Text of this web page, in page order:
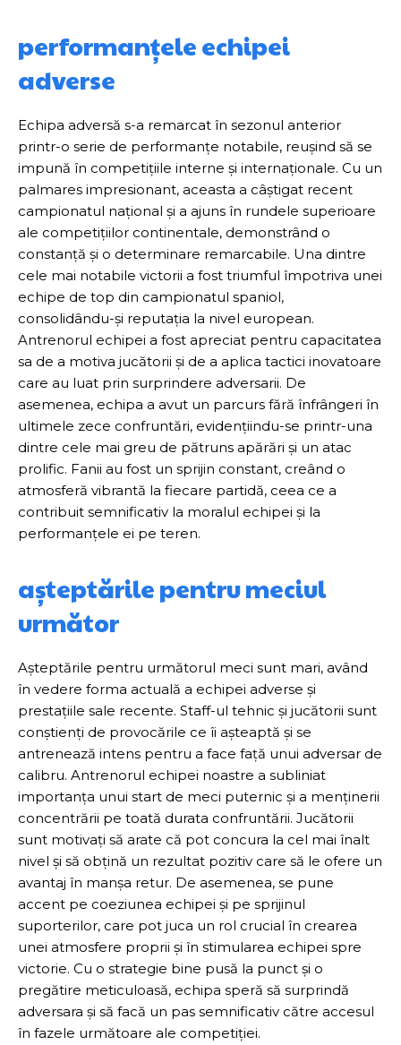
performanțele echipei
adverse
Echipa adversă s-a remarcat în sezonul anterior
printr-o serie de performanțe notabile, reușind să se
impună în competițiile interne și internaționale. Cu un
palmares impresionant, aceasta a câștigat recent
campionatul național și a ajuns în rundele superioare
ale competițiilor continentale, demonstrând o
constanță și o determinare remarcabile. Una dintre
cele mai notabile victorii a fost triumful împotriva unei
echipe de top din campionatul spaniol,
consolidându-și reputația la nivel european.
Antrenorul echipei a fost apreciat pentru capacitatea
sa de a motiva jucătorii și de a aplica tactici inovatoare
care au luat prin surprindere adversarii. De
asemenea, echipa a avut un parcurs fără înfrângeri în
ultimele zece confruntări, evidențiindu-se printr-una
dintre cele mai greu de pătruns apărări și un atac
prolific. Fanii au fost un sprijin constant, creând o
atmosferă vibrantă la fiecare partidă, ceea ce a
contribuit semnificativ la moralul echipei și la
performanțele ei pe teren.
așteptările pentru meciul
următor
Așteptările pentru următorul meci sunt mari, având
în vedere forma actuală a echipei adverse și
prestațiile sale recente. Staff-ul tehnic și jucătorii sunt
conștienți de provocările ce îi așteaptă și se
antrenează intens pentru a face față unui adversar de
calibru. Antrenorul echipei noastre a subliniat
importanța unui start de meci puternic și a menținerii
concentrării pe toată durata confruntării. Jucătorii
sunt motivați să arate că pot concura la cel mai înalt
nivel și să obțină un rezultat pozitiv care să le ofere un
avantaj în manșa retur. De asemenea, se pune
accent pe coeziunea echipei și pe sprijinul
suporterilor, care pot juca un rol crucial în crearea
unei atmosfere proprii și în stimularea echipei spre
victorie. Cu o strategie bine pusă la punct și o
pregătire meticuloasă, echipa speră să surprindă
adversara și să facă un pas semnificativ către accesul
în fazele următoare ale competiției.